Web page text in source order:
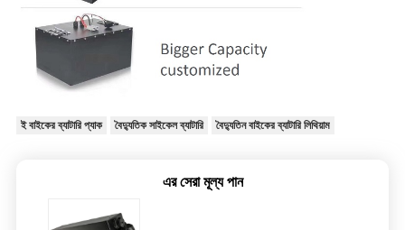
ই বাইকের ব্যাটারি প্যাক বৈদ্যুতিক সাইকেল ব্যাটারি বৈদ্যুতিন বাইকের ব্যাটারি লিথিয়াম
এর সেরা মূল্য পান